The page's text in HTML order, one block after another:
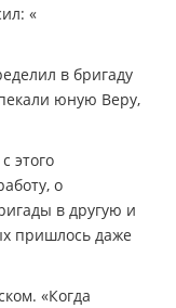
«
в бригаду
юную Веру,
этого
о
в другую и
пришлось даже
«Когда